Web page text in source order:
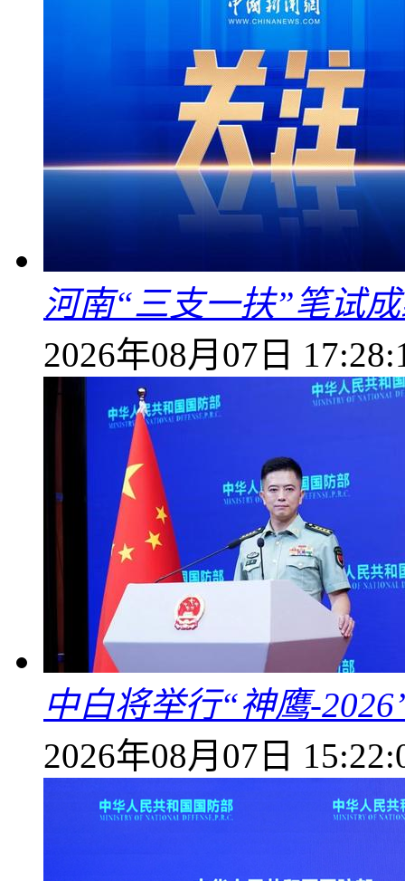
河南“三支一扶”笔试
2026年08月07日
中白将举行“神鹰-
2026年08月07日